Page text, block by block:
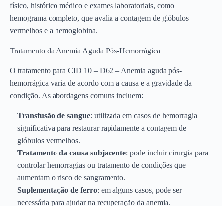
físico, histórico médico e exames laboratoriais, como
hemograma completo, que avalia a contagem de glóbulos
vermelhos e a hemoglobina.
Tratamento da Anemia Aguda Pós-Hemorrágica
O tratamento para CID 10 – D62 – Anemia aguda pós-
hemorrágica varia de acordo com a causa e a gravidade da
condição. As abordagens comuns incluem:
Transfusão de sangue: utilizada em casos de hemorragia
significativa para restaurar rapidamente a contagem de
glóbulos vermelhos.
Tratamento da causa subjacente: pode incluir cirurgia para
controlar hemorragias ou tratamento de condições que
aumentam o risco de sangramento.
Suplementação de ferro: em alguns casos, pode ser
necessária para ajudar na recuperação da anemia.